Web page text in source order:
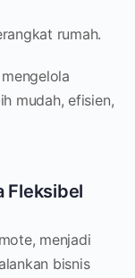
rumah.
mudah, efisien,
Fleksibel
menjadi
bisnis